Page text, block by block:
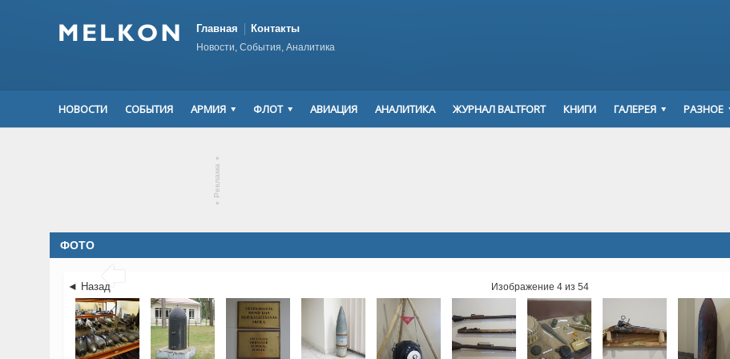
Главная Контакты
Новости, События, Аналитика
НОВОСТИ СОБЫТИЯ АРМИЯ ФЛОТ АВИАЦИЯ АНАЛИТИКА ЖУРНАЛ BALTFORT КНИГИ ГАЛЕРЕЯ РАЗНОЕ
▾
Реклама
▾
ФОТО

◄ Назад Изображение 4 из 54